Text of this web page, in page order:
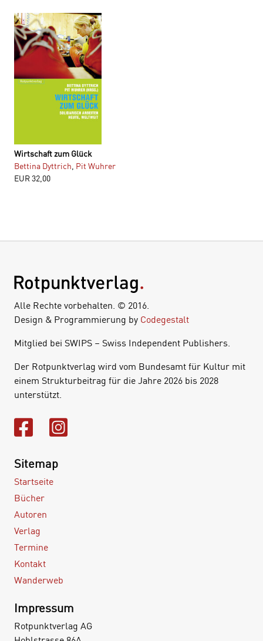
Wirtschaft zum Glück
Bettina Dyttrich Pit Wuhrer
EUR32,00
Alle Rechte vorbehalten. © 2016.
Design & Programmierung by Codegestalt
Mitglied bei SWIPS – Swiss Independent Publishers.
Der Rotpunktverlag wird vom Bundesamt für Kultur mit
einem Strukturbeitrag für die Jahre 2026 bis 2028
unterstützt.
Sitemap
Startseite
Bücher
Autoren
Verlag
Termine
Kontakt
Wanderweb
Impressum
Rotpunktverlag AG